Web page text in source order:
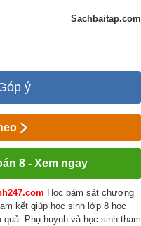
Sachbaitap.com
ý
8 - Xem ngay
Học bám sát chương
kết giúp học sinh lớp 8 học
Phụ huynh và học sinh tham